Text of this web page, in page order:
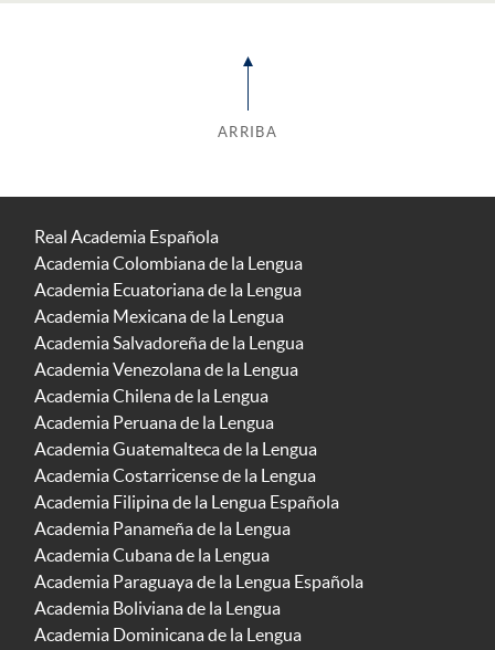
ARRIBA
Real Academia Española
Academia Colombiana de la Lengua
Academia Ecuatoriana de la Lengua
Academia Mexicana de la Lengua
Academia Salvadoreña de la Lengua
Academia Venezolana de la Lengua
Academia Chilena de la Lengua
Academia Peruana de la Lengua
Academia Guatemalteca de la Lengua
Academia Costarricense de la Lengua
Academia Filipina de la Lengua Española
Academia Panameña de la Lengua
Academia Cubana de la Lengua
Academia Paraguaya de la Lengua Española
Academia Boliviana de la Lengua
Academia Dominicana de la Lengua